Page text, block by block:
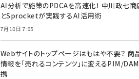
AI分析で施策のPDCAを高速化！ 中川政七商
とSprocketが実践するAI活用術
7月10日 7:05
Webサイトのトップページはもはや不要？ 商
情報を「売れるコンテンツ」に変えるPIM/
携